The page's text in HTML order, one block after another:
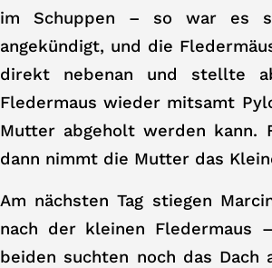
im Schuppen – so war es
angekündigt, und die
direkt nebenan und stellte
Fledermaus wieder mitsamt
Mutter abgeholt werden kann.
dann nimmt die Mutter das
Am nächsten Tag stiegen
nach der kleinen
beiden suchten noch das Dach